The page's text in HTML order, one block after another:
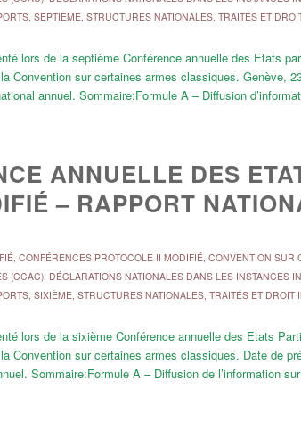
, SEPTIÈME, STRUCTURES NATIONALES, TRAITÉS ET
lors de la septième Conférence annuelle des Etats
Convention sur certaines armes classiques. Genève,
annuel. Sommaire:Formule A – Diffusion
ANNUELLE DES
– RAPPORT
, CONFÉRENCES PROTOCOLE II MODIFIÉ, CONVENTION SUR
(CCAC), DÉCLARATIONS NATIONALES DANS LES INSTANCES
, SIXIÈME, STRUCTURES NATIONALES, TRAITÉS ET DROIT
lors de la sixième Conférence annuelle des Etats
Convention sur certaines armes classiques. Date de
Sommaire:Formule A – Diffusion de l’information